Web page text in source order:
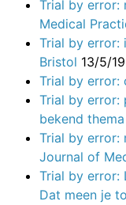
Trial by error:
Medical
Trial by error:
Bristol 13/5/19
Trial by error:
Trial by error:
bekend thema
Trial by error:
Journal of
Trial by error:
Dat meen je